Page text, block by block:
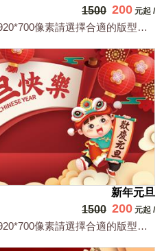
1500 200 元起 /
最大輸出尺寸1920*700像素請選擇合適的版型，文字或相關商品圖須由買方提供文...
新年元旦
1500 200 元起 /
最大輸出尺寸1920*700像素請選擇合適的版型，文字或相關商品圖須由買方提供文...